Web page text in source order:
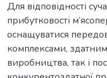
Для відповідності
прибутковості
оснащуватися
комплексами,
виробництва, так і